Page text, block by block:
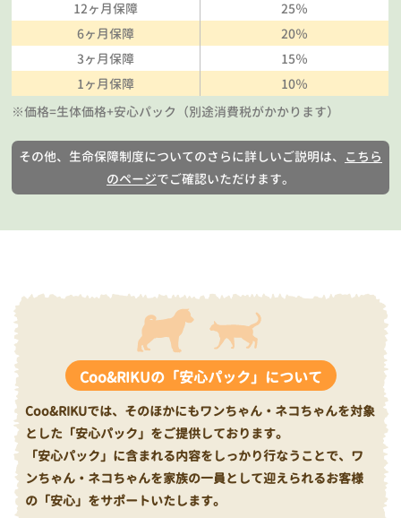
12ヶ月保障
25％
6ヶ月保障
20％
3ヶ月保障
15％
1ヶ月保障
10％
※価格=生体価格+安心パック（別途消費税がかかります）
その他、生命保障制度についてのさらに詳しいご説明は、 こちら
のページでご確認いただけます。
Coo&RIKUの「安心パック」について
Coo&RIKUでは、そのほかにもワンちゃん・ネコちゃんを対象
とした「安心パック」をご提供しております。
「安心パック」に含まれる内容をしっかり行なうことで、ワ
ンちゃん・ネコちゃんを家族の一員として迎えられるお客様
の「安心」をサポートいたします。